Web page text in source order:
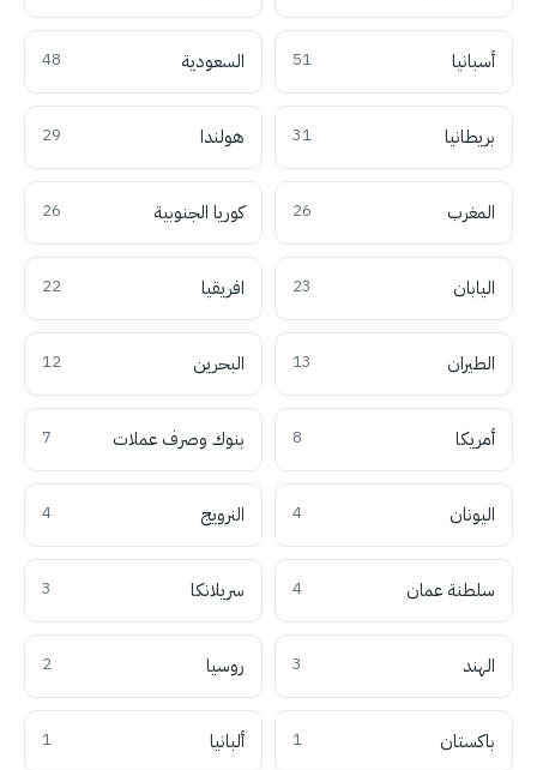
أسبانيا 51 السعودية 48
بريطانيا 31 هولندا 29
المغرب 26 كوريا الجنوبية 26
اليابان 23 افريقيا 22
الطيران 13 البحرين 12
أمريكا 8 بنوك وصرف عملات 7
اليونان 4 النرويج 4
سلطنة عمان 4 سريلانكا 3
الهند 3 روسيا 2
باكستان 1 ألبانيا 1